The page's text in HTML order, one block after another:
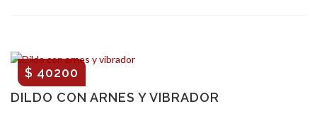
DILDO CON ARNES Y VIBRADOR
$ 40200